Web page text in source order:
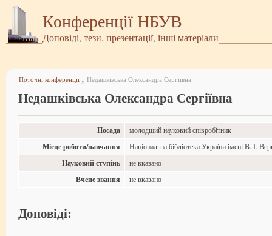
Конференції НБУВ
Доповіді, тези, презентації, інші матеріали
Поточні конференції » Недашківська Олександра Сергіївна
Недашківська Олександра Сергіївна
Посада молодший науковий співробітник
Місце роботи/навчання Національна бібліотека України імені В. І.
Науковий ступінь не вказано
Вчене звання не вказано
Доповіді: